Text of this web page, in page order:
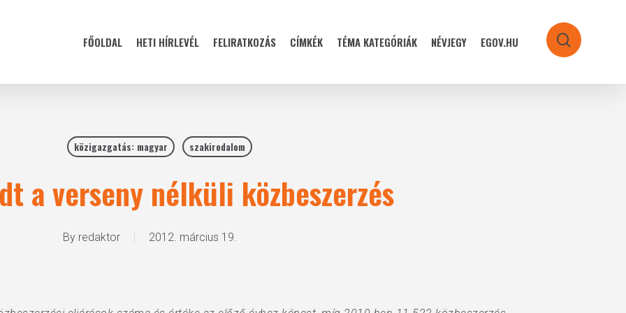
FŐOLDAL HETI HÍRLEVÉL FELIRATKOZÁS CÍMKÉK TÉMA KATEGÓRIÁK NÉVJEGY EGOV.HU search
közigazgatás: magyar szakirodalom
a verseny nélküli közbeszerzés
By redaktor 2012. március 19.